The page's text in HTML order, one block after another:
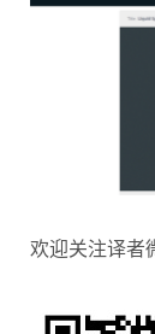
欢迎关注译者